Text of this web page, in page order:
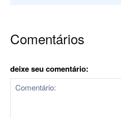
Comentários
deixe seu comentário: